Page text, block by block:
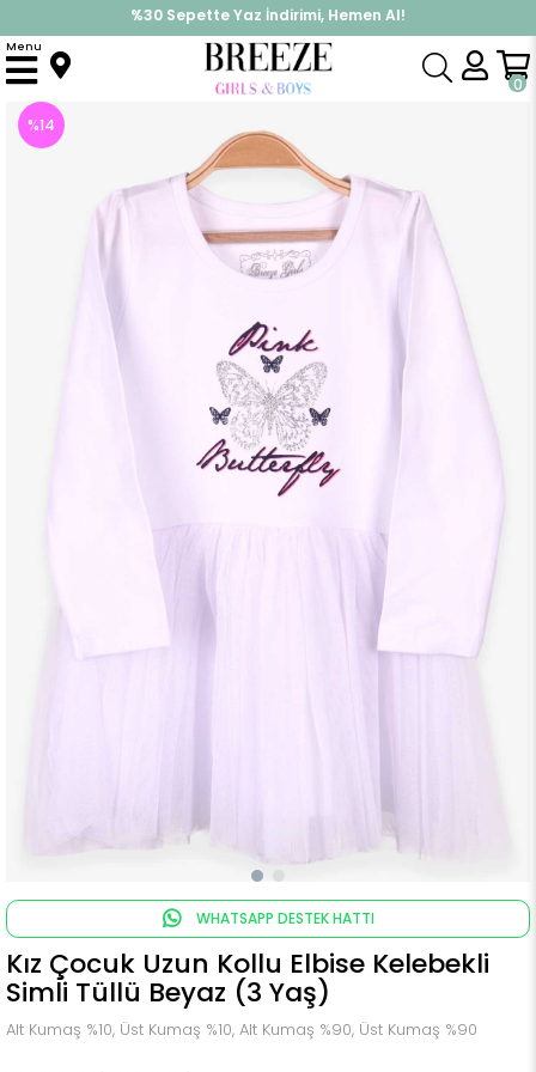
%30 Sepette Yaz İndirimi, Hemen Al!
İndirimlere ek %10 İndirimi Kap, Hemen Üye Ol!
0
Menu
Anasayfa Elbise Modelleri Uzun Kol Elbise
%14
WHATSAPP DESTEK HATTI
Kız Çocuk Uzun Kollu Elbise Kelebekli
Simli Tüllü Beyaz (3 Yaş)
Alt Kumaş %10, Üst Kumaş %10, Alt Kumaş %90, Üst Kumaş %90